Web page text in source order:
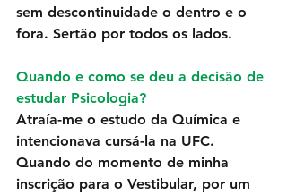
sem descontinuidade o dentro e o
fora. Sertão por todos os lados.
Quando e como se deu a decisão de
estudar Psicologia?
Atraía-me o estudo da Química e
intencionava cursá-la na UFC.
Quando do momento de minha
inscrição para o Vestibular, por um